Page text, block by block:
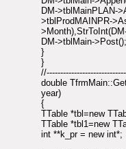
DM->tblMainPLAN-
>tblProdMAINPR-
DM->tblMain-
}
}
double
year)
{
TTable *tbl=new
TTable *tbl1=new
int **k_pr = new int*;